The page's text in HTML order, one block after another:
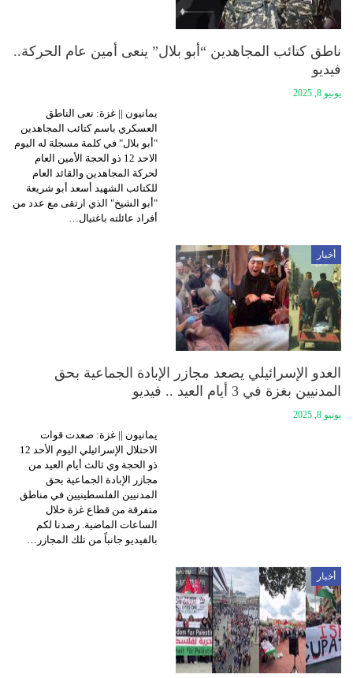
ناطق كتائب المجاهدين “أبو بلال” ينعى أمين عام الحركة..
فيديو
يونيو 8, 2025
يمانيون || غزة: نعى الناطق
العسكري باسم كتائب المجاهدين
"أبو بلال" في كلمة مسجلة له اليوم
الاحد 12 ذو الحجة الأمين العام
لحركة المجاهدين والقائد العام
للكتائب الشهيد أسعد أبو شريعة
"أبو الشيخ" الذي ارتقى مع عدد من
أفراد عائلته باغتيال…
أخبار
العدو الإسرائيلي يصعد مجازر الإبادة الجماعية بحق
المدنيين بغزة في 3 أيام العيد .. فيديو
يونيو 8, 2025
يمانيون || غزة: صعدت قوات
الاحتلال الإسرائيلي اليوم الأحد 12
ذو الحجة وي ثالث أيام العيد من
مجازر الإبادة الجماعية بحق
المدنيين الفلسطينيين في مناطق
متفرقة من قطاع غزة خلال
الساعات الماضية. رصدنا لكم
بالفيديو جانباً من تلك المجازر…
أخبار